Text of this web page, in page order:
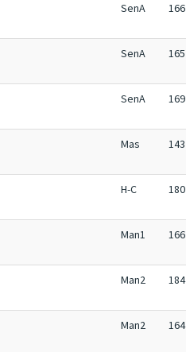
SenA 166
SenA 165
SenA 169
Mas 143
H-C 180
Man1 166
Man2 184
Man2 164